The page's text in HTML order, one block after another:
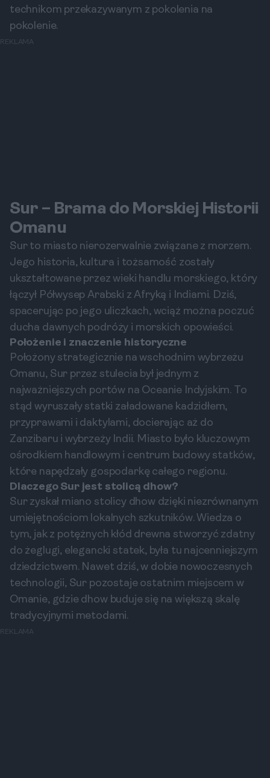
technikom przekazywanym z pokolenia na
pokolenie.
REKLAMA
Sur – Brama do Morskiej Historii
Omanu
Sur to miasto nierozerwalnie związane z morzem.
Jego historia, kultura i tożsamość zostały
ukształtowane przez wieki handlu morskiego, który
łączył Półwysep Arabski z Afryką i Indiami. Dziś,
spacerując po jego uliczkach, wciąż można poczuć
ducha dawnych podróży i morskich opowieści.
Położenie i znaczenie historyczne
Położony strategicznie na wschodnim wybrzeżu
Omanu, Sur przez stulecia był jednym z
najważniejszych portów na Oceanie Indyjskim. To
stąd wyruszały statki załadowane kadzidłem,
przyprawami i daktylami, docierając aż do
Zanzibaru i wybrzeży Indii. Miasto było kluczowym
ośrodkiem handlowym i centrum budowy statków,
które napędzały gospodarkę całego regionu.
Dlaczego Sur jest stolicą dhow?
Sur zyskał miano stolicy dhow dzięki niezrównanym
umiejętnościom lokalnych szkutników. Wiedza o
tym, jak z potężnych kłód drewna stworzyć zdatny
do żeglugi, elegancki statek, była tu najcenniejszym
dziedzictwem. Nawet dziś, w dobie nowoczesnych
technologii, Sur pozostaje ostatnim miejscem w
Omanie, gdzie dhow buduje się na większą skalę
tradycyjnymi metodami.
REKLAMA